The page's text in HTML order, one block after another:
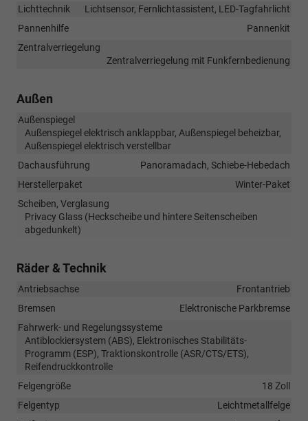
Lichttechnik
Lichtsensor, Fernlichtassistent, LED-Tagfahrlicht
Pannenhilfe
Pannenkit
Zentralverriegelung
Zentralverriegelung mit Funkfernbedienung
Außen
Außenspiegel
Außenspiegel elektrisch anklappbar, Außenspiegel beheizbar,
Außenspiegel elektrisch verstellbar
Dachausführung
Panoramadach, Schiebe-Hebedach
Herstellerpaket
Winter-Paket
Scheiben, Verglasung
Privacy Glass (Heckscheibe und hintere Seitenscheiben
abgedunkelt)
Räder & Technik
Antriebsachse
Frontantrieb
Bremsen
Elektronische Parkbremse
Fahrwerk- und Regelungssysteme
Antiblockiersystem (ABS), Elektronisches Stabilitäts-
Programm (ESP), Traktionskontrolle (ASR/CTS/ETS),
Reifendruckkontrolle
Felgengröße
18 Zoll
Felgentyp
Leichtmetallfelge